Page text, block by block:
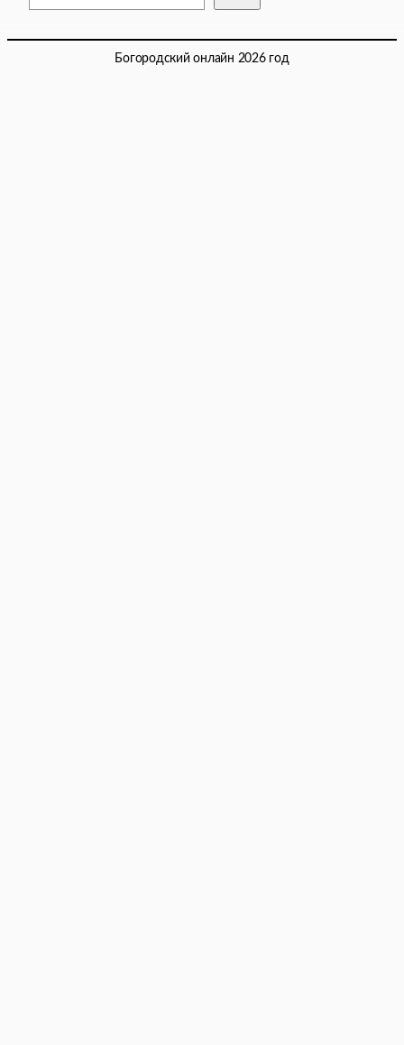
Богородский онлайн 2026 год